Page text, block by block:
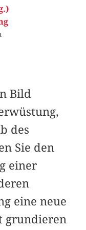
Bild
des
Sie den
einer
eine neue
grundieren